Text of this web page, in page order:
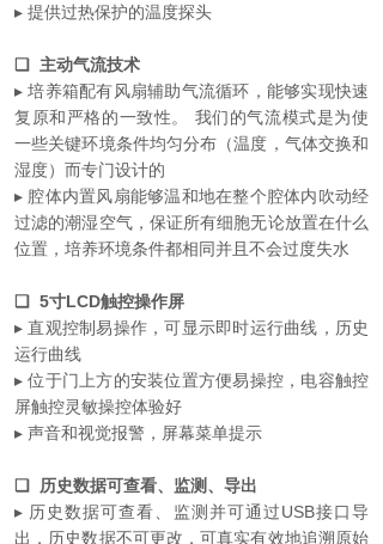
▸ 提供过热保护的温度探头
❏ 主动气流技术
▸ 培养箱配有风扇辅助气流循环，能够实现快速
复原和严格的一致性。 我们的气流模式是为使
一些关键环境条件均匀分布（温度，气体交换和
湿度）而专门设计的
▸ 腔体内置风扇能够温和地在整个腔体内吹动经
过滤的潮湿空气，保证所有细胞无论放置在什么
位置，培养环境条件都相同并且不会过度失水
❏ 5寸LCD触控操作屏
▸ 直观控制易操作，可显示即时运行曲线，历史
运行曲线
▸ 位于门上方的安装位置方便易操控，电容触控
屏触控灵敏操控体验好
▸ 声音和视觉报警，屏幕菜单提示
❏ 历史数据可查看、监测、导出
▸ 历史数据可查看、监测并可通过USB接口导
出，历史数据不可更改，可真实有效地追溯原始